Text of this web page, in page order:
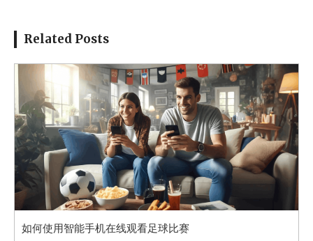
Related Posts
如何使用智能手机在线观看足球比赛